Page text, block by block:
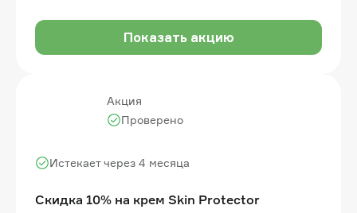
Показать акцию
Акция
Скидка 10% на крем Skin Protector
Истекает через 4 месяца
Проверено